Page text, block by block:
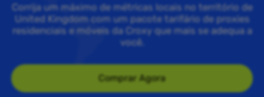
Corrija um máximo de métricas locais no território de
United Kingdom com um pacote tarifário de proxies
residenciais e móveis da Croxy que mais se adequa a
você.
Comprar Agora